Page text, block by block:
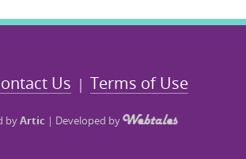
Terms of Use
|
Us
byArtic | Developed by